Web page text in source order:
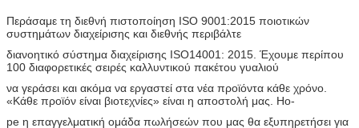
Περάσαμε τη διεθνή πιστοποίηση ISO 9001:2015 ποιοτικών
συστημάτων διαχείρισης και διεθνής περιβάλτε
διανοητικό σύστημα διαχείρισης ISO14001: 2015. Έχουμε περίπου
100 διαφορετικές σειρές καλλυντικού πακέτου γυαλιού
να γεράσει και ακόμα να εργαστεί στα νέα προϊόντα κάθε χρόνο.
«Κάθε προϊόν είναι βιοτεχνίες» είναι η αποστολή μας. Ho-
pe η επαγγελματική ομάδα πωλήσεών που μας θα εξυπηρετήσει για